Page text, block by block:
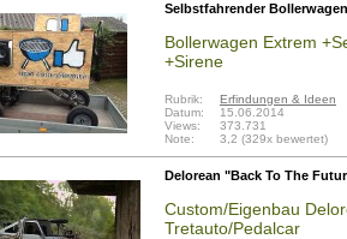
Selbstfahrender
Bollerwagen Extrem
+Sirene
Rubrik:
Erfindungen & Ideen
Datum:
15.06.2014
Views:
373.731
Note:
3,2 (329x bewertet)
Delorean "Back To The
Custom/Eigenbau
Tretauto/Pedalcar